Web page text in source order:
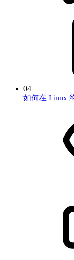
04
如何在 Linux